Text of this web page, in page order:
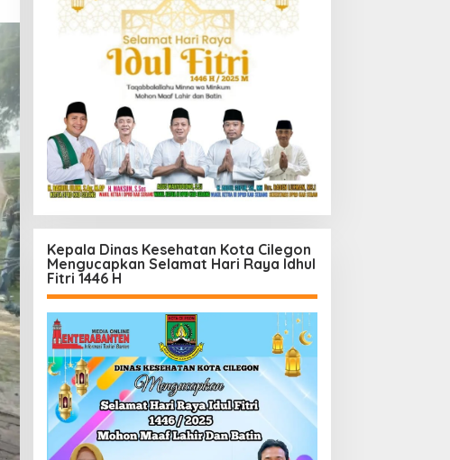
Kepala Dinas Kesehatan Kota Cilegon
Mengucapkan Selamat Hari Raya Idhul
Fitri 1446 H